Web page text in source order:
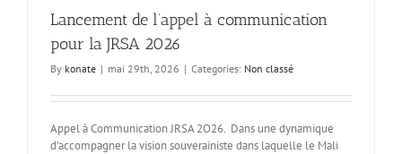
Lancement de l’appel à communication
pour la JRSA 2026
By konate | mai 29th, 2026 | Categories: Non classé
Appel à Communication JRSA 2O26. Dans une dynamique
d’accompagner la vision souverainiste dans laquelle le Mali